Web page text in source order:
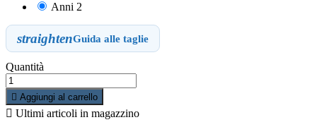
Anni 2
straightenGuida alle taglie
Quantità
 Aggiungi al carrello
 Ultimi articoli in magazzino